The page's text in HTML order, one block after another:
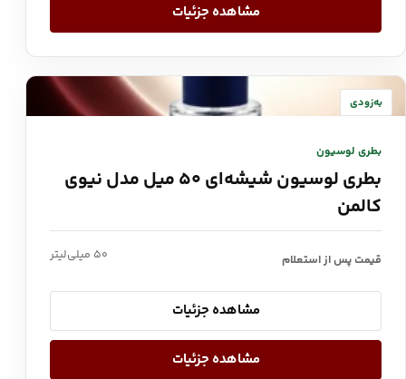
مشاهده جزئیات
به‌زودی
بطری لوسیون
بطری لوسیون شیشه‌ای ۵۰ میل مدل نیوی
کالمن
قیمت پس از استعلام ۵۰ میلی‌لیتر
مشاهده جزئیات
مشاهده جزئیات